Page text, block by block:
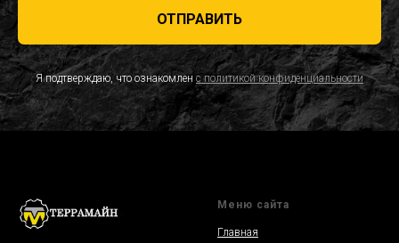
ОТПРАВИТЬ
Я подтверждаю, что ознакомлен с политикой конфиденциальности
Меню сайта
Главная